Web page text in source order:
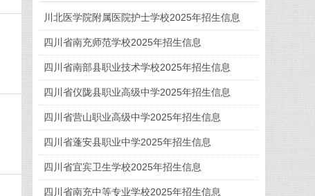
川北医学院附属医院护士学校2025年招生信息
四川省南充师范学校2025年招生信息
四川省南部县职业技术学校2025年招生信息
四川省仪陇县职业高级中学2025年招生信息
四川省营山职业高级中学2025年招生信息
四川省蓬安县职业中学2025年招生信息
四川省宜宾卫生学校2025年招生信息
四川省南充中等专业学校2025年招生信息